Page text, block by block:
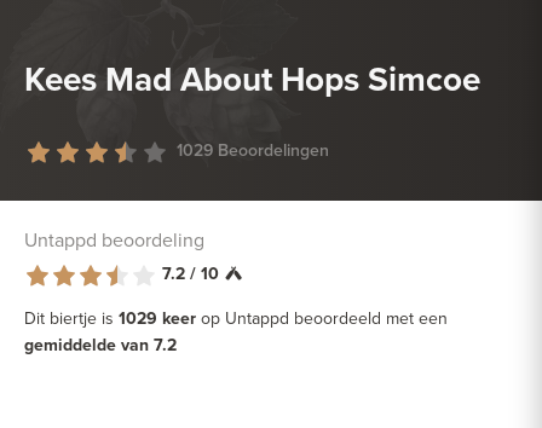
Kees Mad About Hops Simcoe
1029 Beoordelingen
Untappd beoordeling
7.2 / 10
Dit biertje is 1029 keer op Untappd beoordeeld met een
gemiddelde van 7.2